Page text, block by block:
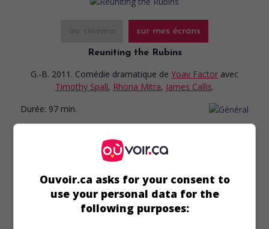
sur mes écrans
Reuniting the Rubins
G.-B. 2011. Comédie dramatique de Yoav Factor avec
Timothy Spall, Rhona Mitra, James Callis.
Durée: 97 min.
au cinéma sur mes écrans
La Négociatrice
V.O.: Crisis Point
Ouvoir.ca asks for your consent to
use your personal data for the
following purposes: